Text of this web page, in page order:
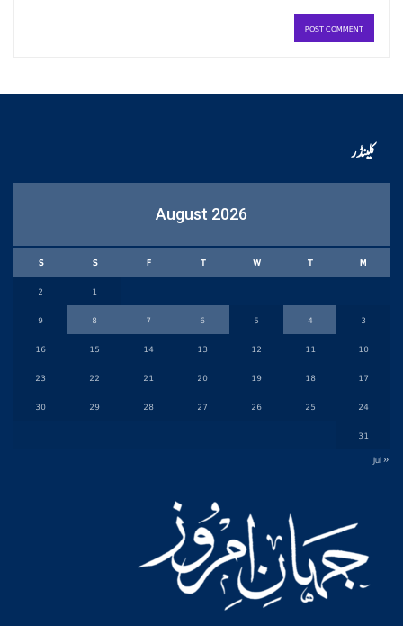
کلینڈر
August 2026
M
T
W
T
F
S
S
1
2
3
4
5
6
7
8
9
10
11
12
13
14
15
16
17
18
19
20
21
22
23
24
25
26
27
28
29
30
31
« Jul